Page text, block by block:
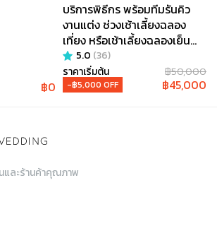
฿0
บริการพิธีกร พร้อมทีมรันคิว
งานแต่ง ช่วงเช้าเลี้ยงฉลอง
เที่ยง หรือเช้าเลี้ยงฉลองเย็น
เพียง 45,000 บาท @ MC
Beam by Fahever
5.0 (36)
ราคาเริ่มต้น
฿50,000
-฿5,000 OFF ฿45,000
และร้านค้าคุณภาพ